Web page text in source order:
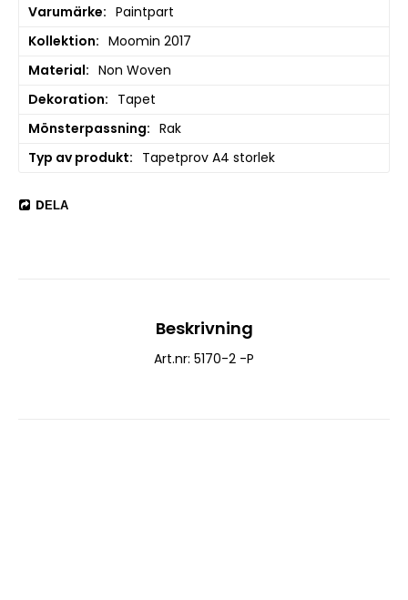
Varumärke
Paintpart
Kollektion
Moomin 2017
Material
Non Woven
Dekoration
Tapet
Mönsterpassning
Rak
Typ av produkt
Tapetprov A4 storlek
DELA
Beskrivning
Art.nr: 5170-2 -P